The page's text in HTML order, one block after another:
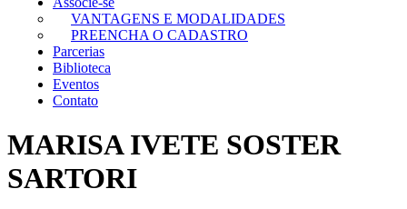
VANTAGENS E MODALIDADES
PREENCHA O CADASTRO
Parcerias
Biblioteca
Eventos
Contato
MARISA IVETE SOSTER
SARTORI